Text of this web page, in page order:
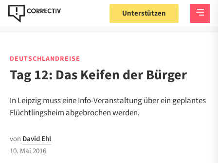
Unterstützen
DEUTSCHLANDREISE
Tag 12: Das Keifen der Bürger
In Leipzig muss eine Info-Veranstaltung über ein geplantes
Flüchtlingsheim abgebrochen werden.
von David Ehl
10. Mai 2016